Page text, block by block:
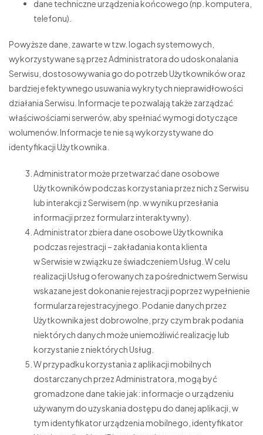
dane techniczne urządzenia końcowego (np. komputera,
telefonu).
Powyższe dane, zawarte w tzw. logach systemowych,
wykorzystywane są przez Administratora do udoskonalania
Serwisu, dostosowywania go do potrzeb Użytkowników oraz
bardziej efektywnego usuwania wykrytych nieprawidłowości
działania Serwisu. Informacje te pozwalają także zarządzać
właściwościami serwerów, aby spełniać wymogi dotyczące
wolumenów. Informacje te nie są wykorzystywane do
identyfikacji Użytkownika.
Administrator może przetwarzać dane osobowe
Użytkowników podczas korzystania przez nich z Serwisu
lub interakcji z Serwisem (np. w wyniku przesłania
informacji przez formularz interaktywny).
Administrator zbiera dane osobowe Użytkownika
podczas rejestracji – zakładania konta klienta
w Serwisie w związku ze świadczeniem Usług. W celu
realizacji Usług oferowanych za pośrednictwem Serwisu
wskazane jest dokonanie rejestracji poprzez wypełnienie
formularza rejestracyjnego. Podanie danych przez
Użytkownika jest dobrowolne, przy czym brak podania
niektórych danych może uniemożliwić realizację lub
korzystanie z niektórych Usług.
W przypadku korzystania z aplikacji mobilnych
dostarczanych przez Administratora, mogą być
gromadzone dane takie jak: informacje o urządzeniu
używanym do uzyskania dostępu do danej aplikacji, w
tym identyfikator urządzenia mobilnego, identyfikator